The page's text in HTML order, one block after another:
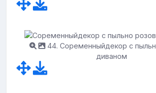
44. Соременныйдекор с
диваном